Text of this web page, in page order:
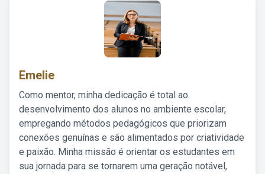
Emelie
Como mentor, minha dedicação é total ao
desenvolvimento dos alunos no ambiente escolar,
empregando métodos pedagógicos que priorizam
conexões genuínas e são alimentados por criatividade
e paixão. Minha missão é orientar os estudantes em
sua jornada para se tornarem uma geração notável,